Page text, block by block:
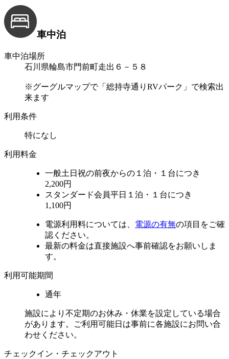
車中泊
車中泊場所
石川県輪島市門前町走出６－５８
※グーグルマップで「総持寺通りRVパーク」で検索出
来ます
利用条件
特になし
利用料金
一般土日祝の前夜からの１泊・１台につき
2,200円
スタンダード会員平日１泊・１台につき
1,100円
電源利用料については、 電源の有無の項目をご確
認ください。
最新の料金は直接施設へ事前確認をお願いしま
す。
利用可能期間
通年
施設により不定期のお休み・休業を設定している場合
があります。ご利用可能日は事前に各施設にお問い合
わせください。
チェックイン・チェックアウト